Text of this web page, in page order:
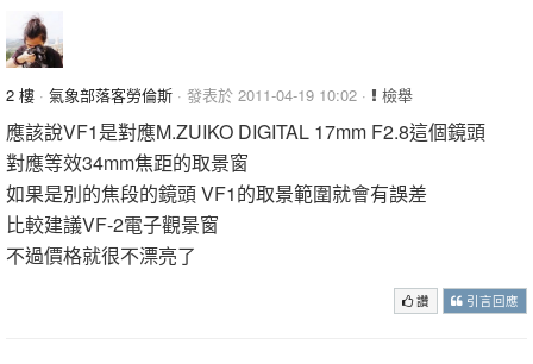
2 樓 · 氣象部落客勞倫斯 · 發表於 2011-04-19 10:02 · 檢舉
應該說VF1是對應M.ZUIKO DIGITAL 17mm F2.8這個鏡頭
對應等效34mm焦距的取景窗
如果是別的焦段的鏡頭 VF1的取景範圍就會有誤差
比較建議VF-2電子觀景窗
不過價格就很不漂亮了
讚 引言回應